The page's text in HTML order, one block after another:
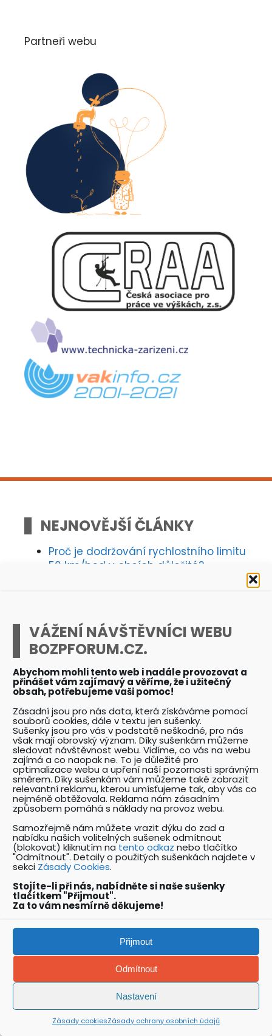
VÁŽENÍ NÁVŠTĚVNÍCI WEBU
BOZPFORUM.CZ.
Abychom mohli tento web i nadále provozovat a
přinášet vám zajímavý a věříme, že i užitečný
obsah, potřebujeme vaši pomoc!
Zásadní jsou pro nás data, která získáváme pomocí
souborů cookies, dále v textu jen sušenky.
Sušenky jsou pro vás v podstatě neškodné, pro nás
však mají obrovský význam. Díky sušenkám můžeme
sledovat návštěvnost webu. Vidíme, co vás na webu
zajímá a co naopak ne. To je důležité pro
optimalizace webu a upření naší pozornosti správným
směrem. Díky sušenkám vám můžeme také zobrazit
relevantní reklamu, kterou umísťujeme tak, aby vás co
nejméně obtěžovala. Reklama nám zásadním
způsobem pomáhá s náklady na provoz webu.
Samozřejmě nám můžete vrazit dýku do zad a
nabídku našich volitelných sušenek odmítnout
(blokovat) kliknutím natento odkaz nebo tlačítko
"Odmítnout". Detaily o použitých sušenkách najdete v
sekci Zásady Cookies.
Stojíte-li při nás, nabídněte si naše sušenky
tlačítkem "Přijmout".
Za to vám nesmírně děkujeme!
Přijmout
Odmítnout
Nastavení
Zásady cookiesZásady ochrany osobních údajů
Partneři webu
NEJNOVĚJŠÍ ČLÁNKY
Proč je dodržování rychlostního limitu
50 km/hod v obcích důležité?
lékaře a dělat lékařský dohled?
Muž se snaží zachytit padající
břemeno VZV
okamžitou smrt
Zaměstnanec utrpí smrtelný úraz
po vstupu do lisu
Zaměstnanec na kolegu z výšky
shodí vozík
Jeřábník složí břemeno na
zaměstnance
Podceněné riziko při strojním kopání
výkopu
Gamifikace v bezpečnosti práce
VAŠE NÁZORY
Václav Hrůza: Osobní ochranné
pracovní prostředky (OOPP) – jak je
správně poskytovat
v křižovatce – grafické znázornění
Výbuch v prostoru
zásobníků kryogenních plynů
Jeřábník složí břemeno na
zaměstnance
– vysvětlení a praktické tipy